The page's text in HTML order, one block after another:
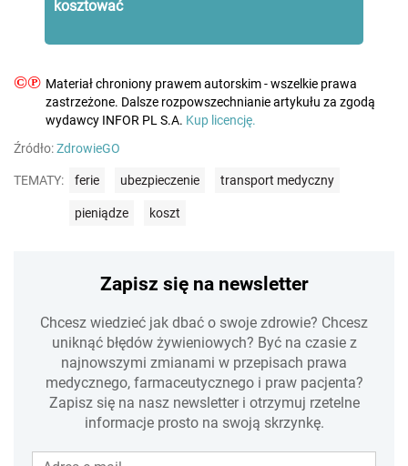
kosztować
©℗ Materiał chroniony prawem autorskim - wszelkie prawa
zastrzeżone. Dalsze rozpowszechnianie artykułu za zgodą
wydawcy INFOR PL S.A. Kup licencję.
Źródło:ZdrowieGO
TEMATY: ferie ubezpieczenie transport medyczny
pieniądze koszt
Zapisz się na newsletter
Chcesz wiedzieć jak dbać o swoje zdrowie? Chcesz
uniknąć błędów żywieniowych? Być na czasie z
najnowszymi zmianami w przepisach prawa
medycznego, farmaceutycznego i praw pacjenta?
Zapisz się na nasz newsletter i otrzymuj rzetelne
informacje prosto na swoją skrzynkę.